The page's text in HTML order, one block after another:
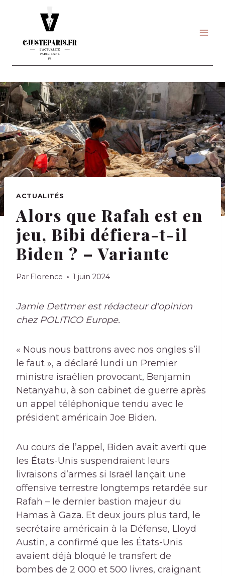
ACTUALITÉS
Alors que Rafah est en
jeu, Bibi défiera-t-il
Biden ? – Variante
Par Florence 1 juin 2024
Jamie Dettmer est rédacteur d'opinion
chez POLITICO Europe.
« Nous nous battrons avec nos ongles s’il
le faut », a déclaré lundi un Premier
ministre israélien provocant, Benjamin
Netanyahu, à son cabinet de guerre après
un appel téléphonique tendu avec le
président américain Joe Biden.
Au cours de l’appel, Biden avait averti que
les États-Unis suspendraient leurs
livraisons d’armes si Israël lançait une
offensive terrestre longtemps retardée sur
Rafah – le dernier bastion majeur du
Hamas à Gaza. Et deux jours plus tard, le
secrétaire américain à la Défense, Lloyd
Austin, a confirmé que les États-Unis
avaient déjà bloqué le transfert de
bombes de 2 000 et 500 livres, craignant